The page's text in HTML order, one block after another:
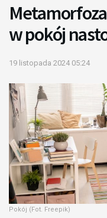
w pokój
19 listopada 2024 05:24
Pokój (Fot. Freepik)